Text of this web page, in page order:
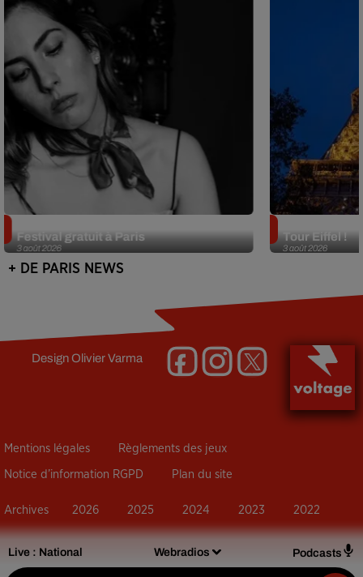
Live : National Webradios Podcasts
3 août 2026
Festival gratuit à Paris
3 août 2026
Tour Eiffel !
+ DE PARIS NEWS
DesignOlivier Varma
Mentions légales Règlements des jeux
Notice d’information RGPD Plan du site
Archives 2026 2025 2024 2023 2022